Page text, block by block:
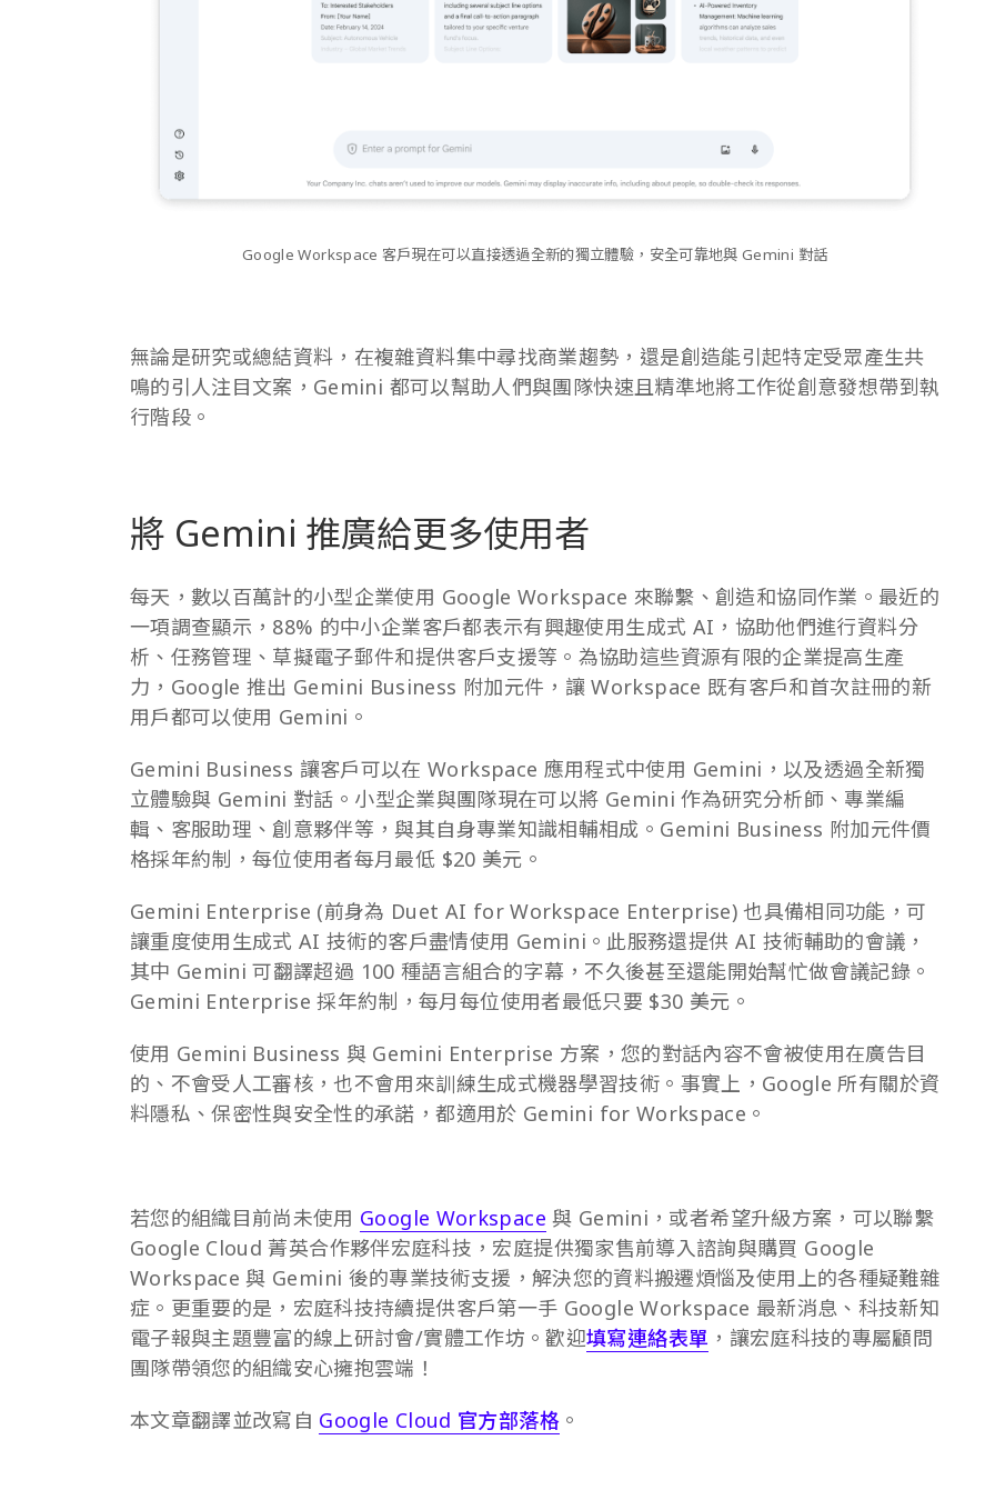
Google Workspace 客戶現在可以直接透過全新的獨立體驗，安全可靠地與 Gemini 對話
無論是研究或總結資料，在複雜資料集中尋找商業趨勢，還是創造能引起特定受眾產生共
鳴的引人注目文案，Gemini 都可以幫助人們與團隊快速且精準地將工作從創意發想帶到執
行階段。
將 Gemini 推廣給更多使用者
每天，數以百萬計的小型企業使用 Google Workspace 來聯繫、創造和協同作業。最近的
一項調查顯示，88% 的中小企業客戶都表示有興趣使用生成式 AI，協助他們進行資料分
析、任務管理、草擬電子郵件和提供客戶支援等。為協助這些資源有限的企業提高生產
力，Google 推出 Gemini Business 附加元件，讓 Workspace 既有客戶和首次註冊的新
用戶都可以使用 Gemini。
Gemini Business 讓客戶可以在 Workspace 應用程式中使用 Gemini，以及透過全新獨
立體驗與 Gemini 對話。小型企業與團隊現在可以將 Gemini 作為研究分析師、專業編
輯、客服助理、創意夥伴等，與其自身專業知識相輔相成。Gemini Business 附加元件價
格採年約制，每位使用者每月最低 $20 美元。
Gemini Enterprise (前身為 Duet AI for Workspace Enterprise) 也具備相同功能，可
讓重度使用生成式 AI 技術的客戶盡情使用 Gemini。此服務還提供 AI 技術輔助的會議，
其中 Gemini 可翻譯超過 100 種語言組合的字幕，不久後甚至還能開始幫忙做會議記錄。
Gemini Enterprise 採年約制，每月每位使用者最低只要 $30 美元。
使用 Gemini Business 與 Gemini Enterprise 方案，您的對話內容不會被使用在廣告目
的、不會受人工審核，也不會用來訓練生成式機器學習技術。事實上，Google 所有關於資
料隱私、保密性與安全性的承諾，都適用於 Gemini for Workspace。
若您的組織目前尚未使用 Google Workspace 與 Gemini，或者希望升級方案，可以聯繫
Google Cloud 菁英合作夥伴宏庭科技，宏庭提供獨家售前導入諮詢與購買 Google
Workspace 與 Gemini 後的專業技術支援，解決您的資料搬遷煩惱及使用上的各種疑難雜
症。更重要的是，宏庭科技持續提供客戶第一手 Google Workspace 最新消息、科技新知
電子報與主題豐富的線上研討會/實體工作坊。歡迎填寫連絡表單 ，讓宏庭科技的專屬顧問
團隊帶領您的組織安心擁抱雲端！
本文章翻譯並改寫自 Google Cloud 官方部落格。